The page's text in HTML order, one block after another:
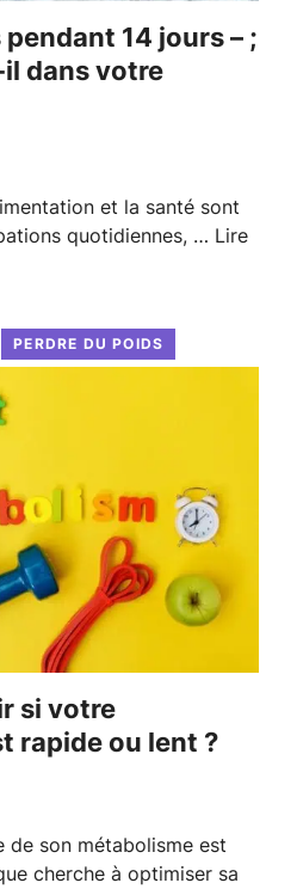
dans votre
et la santé sont
quotidiennes, … Lire
PERDRE DU POIDS
rapide ou lent ?
de son métabolisme est
cherche à optimiser sa